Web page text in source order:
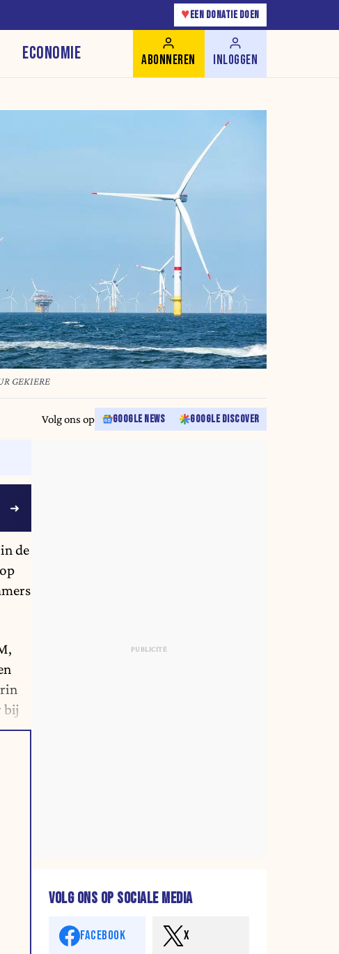
♥ EEN DONATIE DOEN
ECONOMIE ABONNEREN INLOGGEN
GEKIERE
Volg ons op GOOGLE NEWS GOOGLE DISCOVER
de
bij
VOLG ONS OP SOCIALE MEDIA
FACEBOOK X